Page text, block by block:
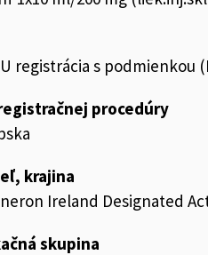
registrácia s podmienkou
procedúry
krajina
Ireland Designated
skupina